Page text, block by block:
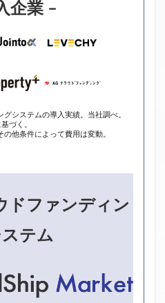
企業 –
システムの導入実績。当社調べ。
づく。
他条件によって費用は変動。
ドファンディン
テム